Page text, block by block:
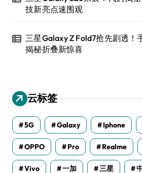
技新亮点速围观
三星Galaxy Z Fold7抢先剧透！
揭秘折叠新惊喜
云标签
5G Galaxy Iphone
OPPO Pro Realme
Vivo 一加 三星